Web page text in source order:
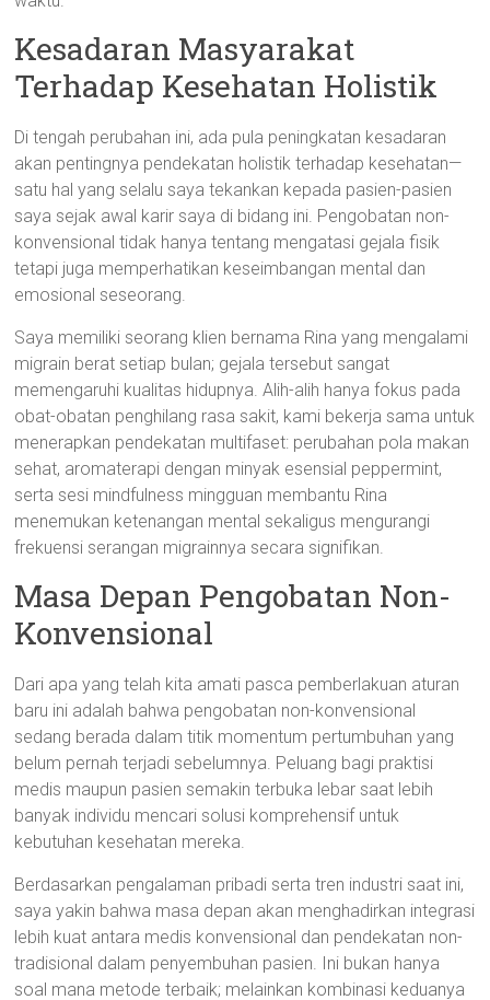
Kesadaran Masyarakat
Terhadap Kesehatan Holistik
Di tengah perubahan ini, ada pula peningkatan kesadaran
akan pentingnya pendekatan holistik terhadap kesehatan—
satu hal yang selalu saya tekankan kepada pasien-pasien
saya sejak awal karir saya di bidang ini. Pengobatan non-
konvensional tidak hanya tentang mengatasi gejala fisik
tetapi juga memperhatikan keseimbangan mental dan
emosional seseorang.
Saya memiliki seorang klien bernama Rina yang mengalami
migrain berat setiap bulan; gejala tersebut sangat
memengaruhi kualitas hidupnya. Alih-alih hanya fokus pada
obat-obatan penghilang rasa sakit, kami bekerja sama untuk
menerapkan pendekatan multifaset: perubahan pola makan
sehat, aromaterapi dengan minyak esensial peppermint,
serta sesi mindfulness mingguan membantu Rina
menemukan ketenangan mental sekaligus mengurangi
frekuensi serangan migrainnya secara signifikan.
Masa Depan Pengobatan Non-
Konvensional
Dari apa yang telah kita amati pasca pemberlakuan aturan
baru ini adalah bahwa pengobatan non-konvensional
sedang berada dalam titik momentum pertumbuhan yang
belum pernah terjadi sebelumnya. Peluang bagi praktisi
medis maupun pasien semakin terbuka lebar saat lebih
banyak individu mencari solusi komprehensif untuk
kebutuhan kesehatan mereka.
Berdasarkan pengalaman pribadi serta tren industri saat ini,
saya yakin bahwa masa depan akan menghadirkan integrasi
lebih kuat antara medis konvensional dan pendekatan non-
tradisional dalam penyembuhan pasien. Ini bukan hanya
soal mana metode terbaik; melainkan kombinasi keduanya